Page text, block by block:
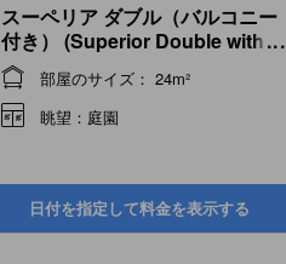
スーペリア ダブル（バルコニー
付き） (Superior Double with
Balcony)
...
部屋のサイズ： 24m²
眺望：庭園
日付を指定して料金を表示する